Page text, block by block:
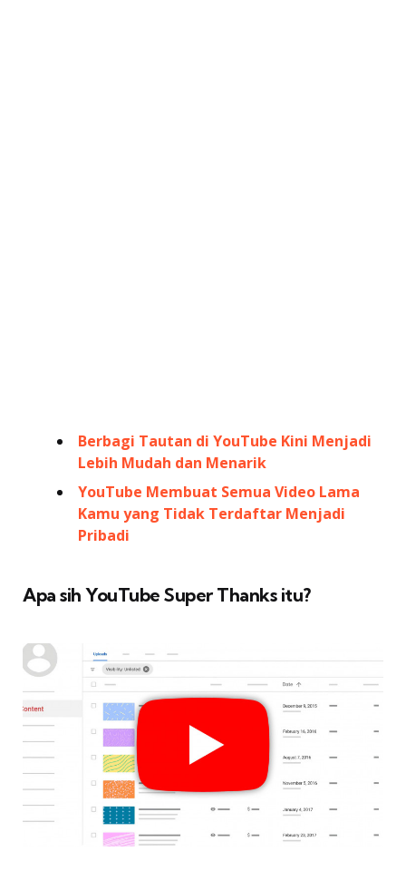
Berbagi Tautan di YouTube Kini Menjadi
Lebih Mudah dan Menarik
YouTube Membuat Semua Video Lama
Kamu yang Tidak Terdaftar Menjadi
Pribadi
Apa sih YouTube Super Thanks itu?